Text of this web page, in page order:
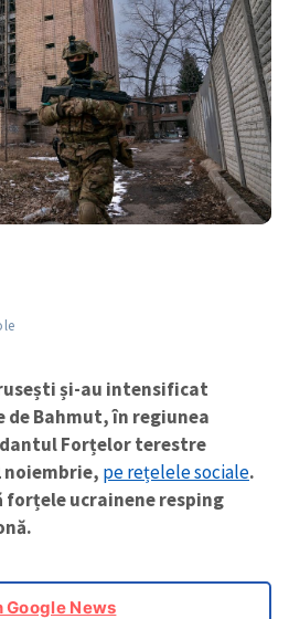
rusești și-au intensificat
Bahmut, în regiunea
Forțelor terestre
noiembrie, pe rețelele sociale.
forțele ucrainene resping
Google News